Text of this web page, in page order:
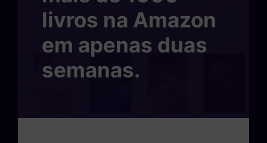
livros na Amazon
em apenas duas
semanas.